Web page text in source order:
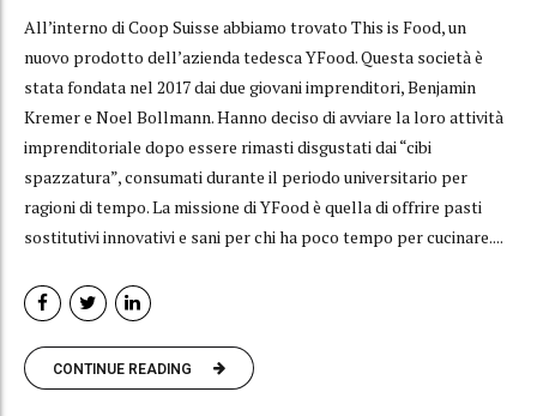
All’interno di Coop Suisse abbiamo trovato This is Food, un
nuovo prodotto dell’azienda tedesca YFood. Questa società è
stata fondata nel 2017 dai due giovani imprenditori, Benjamin
Kremer e Noel Bollmann. Hanno deciso di avviare la loro attività
imprenditoriale dopo essere rimasti disgustati dai “cibi
spazzatura”, consumati durante il periodo universitario per
ragioni di tempo. La missione di YFood è quella di offrire pasti
sostitutivi innovativi e sani per chi ha poco tempo per cucinare....
CONTINUE READING